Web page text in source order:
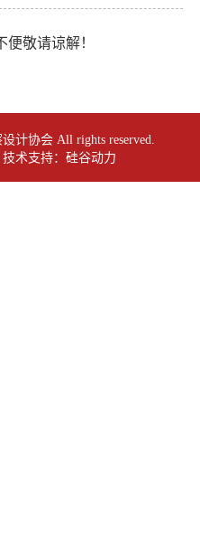
敬请谅解！
计协会 All rights reserved.
技术支持： 硅谷动力